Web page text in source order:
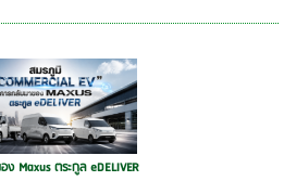
Maxus ตระกูล eDELIVER